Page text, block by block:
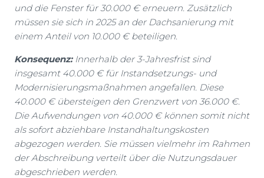
und die Fenster für 30.000 € erneuern. Zusätzlich
müssen sie sich in 2025 an der Dachsanierung mit
einem Anteil von 10.000 € beteiligen.
Konsequenz:Innerhalb der 3-Jahresfrist sind
insgesamt 40.000 € für Instandsetzungs- und
Modernisierungsmaßnahmen angefallen. Diese
40.000 € übersteigen den Grenzwert von 36.000 €.
Die Aufwendungen von 40.000 € können somit nicht
als sofort abziehbare Instandhaltungskosten
abgezogen werden. Sie müssen vielmehr im Rahmen
der Abschreibung verteilt über die Nutzungsdauer
abgeschrieben werden.